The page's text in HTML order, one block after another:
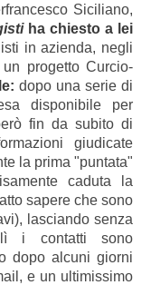
Siciliano,
ha chiesto a lei
in azienda, negli
progetto Curcio-
dopo una serie di
disponibile per
fin da subito di
giudicate
la prima "puntata"
caduta la
sapere che sono
lasciando senza
lì i contatti sono
dopo alcuni giorni
e un ultimissimo